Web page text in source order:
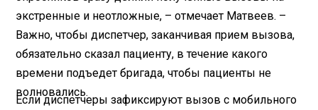
экстренные и неотложные, – отмечает Матвеев. –
Важно, чтобы диспетчер, заканчивая прием вызова,
обязательно сказал пациенту, в течение какого
времени подъедет бригада, чтобы пациенты не
волновались.
Если диспетчеры зафиксируют вызов с мобильного